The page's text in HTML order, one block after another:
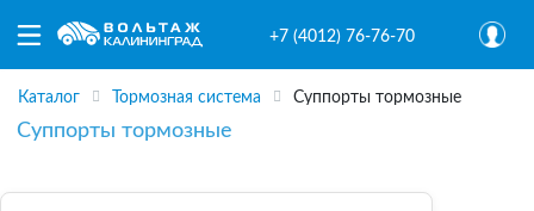
+7 (4012) 76-76-70
Каталог Тормозная система Суппорты тормозные
Суппорты тормозные